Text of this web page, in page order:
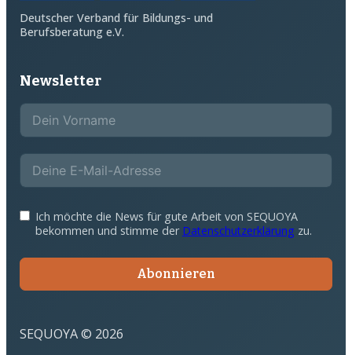
Deutscher Verband für Bildungs- und
Berufsberatung e.V.
Newsletter
Ich möchte die News für gute Arbeit von SEQUOYA
bekommen und stimme der Datenschutzerklärung zu.
Abonnieren
SEQUOYA © 2026